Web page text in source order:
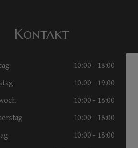
Kontakt
10:00 - 18:00
10:00 - 19:00
10:00 - 18:00
10:00 - 18:00
10:00 - 18:00